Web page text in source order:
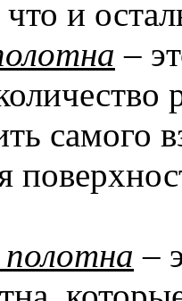
что и
–
самого
–